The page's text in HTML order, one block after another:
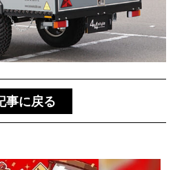
事に戻る